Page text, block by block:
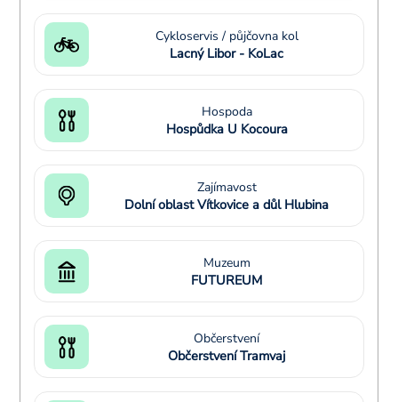
Cykloservis / půjčovna kol
Lacný Libor - KoLac
Hospoda
Hospůdka U Kocoura
Zajímavost
Dolní oblast Vítkovice a důl Hlubina
Muzeum
FUTUREUM
Občerstvení
Občerstvení Tramvaj